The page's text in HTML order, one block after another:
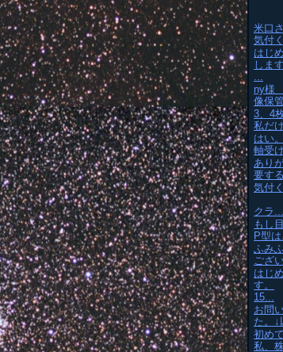
米口
気付
はじ
します
...
ny様
像保
3、4
私だ
はい
軸受
あり
要す
気付
クラ...
もし
P型
ふみ
ござ
はじ
す。
15...
お問
た。↓
初め
私、